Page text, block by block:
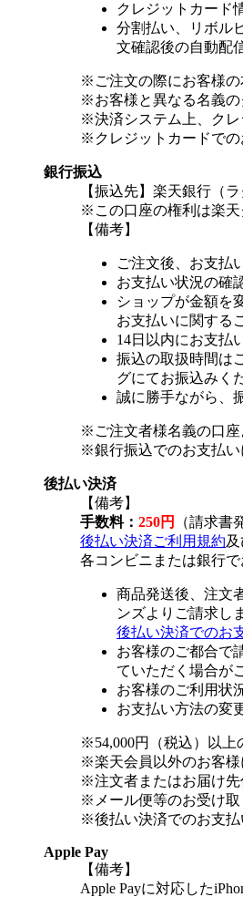
クレジットカード
分割払い、リボル
文確認後の自動配
※ご注文の際にお客様の
※お客様と異なる名義の
※決済システム上、クレ
※クレジットカードで
銀行振込
【振込先】楽天銀行（
※この口座の権利は楽天
【備考】
ご注文後、お支払
お支払い状況の確
ショップが金額を
お支払いに関する
14日以内にお支払
振込の取扱時間は
グにてお振込みく
誠に勝手ながら、
※ご注文者様名義の口座
※銀行振込でのお支払
後払い決済
【備考】
手数料： 250円
（請求書
後払い決済ご利用規約
各コンビニまたは銀行で
商品発送後、注文
ンズよりご請求し
後払い決済でのお
お客様のご都合で
ていただく場合が
お客様のご利用状
お支払い方法の変
※54,000円（税込）以上
※楽天会員以外のお客様
※注文者またはお届け先
※メール便等のお受け取
※後払い決済でのお支
Apple Pay
【備考】
Apple Payに対応した